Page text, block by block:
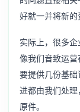
好就一并将新的
实际上，很多企
像我们音致运
要提供几份基
进都由我们处
原件。